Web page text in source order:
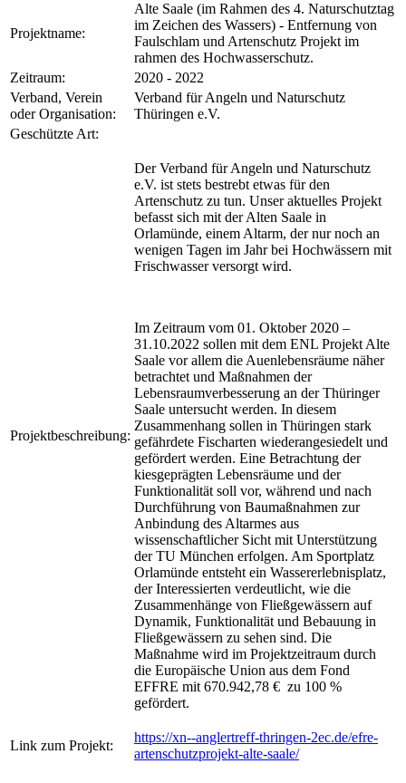
Projektname:
Alte Saale (im Rahmen des 4. Naturschutztag
im Zeichen des Wassers) - Entfernung von
Faulschlam und Artenschutz Projekt im
rahmen des Hochwasserschutz.
Zeitraum:
2020 - 2022
Verband, Verein
oder Organisation:
Verband für Angeln und Naturschutz
Thüringen e.V.
Geschützte Art:
Projektbeschreibung:
Der Verband für Angeln und Naturschutz
e.V. ist stets bestrebt etwas für den
Artenschutz zu tun. Unser aktuelles Projekt
befasst sich mit der Alten Saale in
Orlamünde, einem Altarm, der nur noch an
wenigen Tagen im Jahr bei Hochwässern mit
Frischwasser versorgt wird.
Im Zeitraum vom 01. Oktober 2020 –
31.10.2022 sollen mit dem ENL Projekt Alte
Saale vor allem die Auenlebensräume näher
betrachtet und Maßnahmen der
Lebensraumverbesserung an der Thüringer
Saale untersucht werden. In diesem
Zusammenhang sollen in Thüringen stark
gefährdete Fischarten wiederangesiedelt und
gefördert werden. Eine Betrachtung der
kiesgeprägten Lebensräume und der
Funktionalität soll vor, während und nach
Durchführung von Baumaßnahmen zur
Anbindung des Altarmes aus
wissenschaftlicher Sicht mit Unterstützung
der TU München erfolgen. Am Sportplatz
Orlamünde entsteht ein Wassererlebnisplatz,
der Interessierten verdeutlicht, wie die
Zusammenhänge von Fließgewässern auf
Dynamik, Funktionalität und Bebauung in
Fließgewässern zu sehen sind. Die
Maßnahme wird im Projektzeitraum durch
die Europäische Union aus dem Fond
EFFRE mit 670.942,78 € zu 100 %
gefördert.
Link zum Projekt:
https://xn--anglertreff-thringen-2ec.de/efre-
artenschutzprojekt-alte-saale/